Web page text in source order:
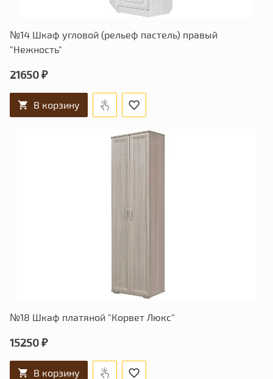
№14 Шкаф угловой (рельеф пастель) правый
"Нежность"
21650 ₽
В корзину
№18 Шкаф платяной "Корвет Люкс"
15250 ₽
В корзину